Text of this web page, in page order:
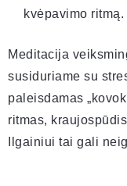
kvėpavimo ritmą.
Meditacija
susiduriame su
paleisdamas
ritmas,
Ilgainiui tai gali